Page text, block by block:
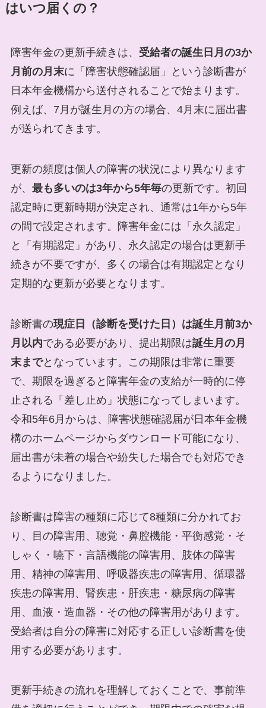
はいつ届くの？
障害年金の更新手続きは、 受給者の誕生日月の3か
月前の月末に「障害状態確認届」という診断書が
日本年金機構から送付されることで始まります。
例えば、7月が誕生月の方の場合、4月末に届出書
が送られてきます。
更新の頻度は個人の障害の状況により異なります
が、 最も多いのは3年から5年毎の更新です。初回
認定時に更新時期が決定され、通常は1年から5年
の間で設定されます。障害年金には「永久認定」
と「有期認定」があり、永久認定の場合は更新手
続きが不要ですが、多くの場合は有期認定となり
定期的な更新が必要となります。
診断書の現症日（診断を受けた日）は誕生月前3か
月以内である必要があり、提出期限は誕生月の月
末までとなっています。この期限は非常に重要
で、期限を過ぎると障害年金の支給が一時的に停
止される「差し止め」状態になってしまいます。
令和5年6月からは、障害状態確認届が日本年金機
構のホームページからダウンロード可能になり、
届出書が未着の場合や紛失した場合でも対応でき
るようになりました。
診断書は障害の種類に応じて8種類に分かれてお
り、目の障害用、聴覚・鼻腔機能・平衡感覚・そ
しゃく・嚥下・言語機能の障害用、肢体の障害
用、精神の障害用、呼吸器疾患の障害用、循環器
疾患の障害用、腎疾患・肝疾患・糖尿病の障害
用、血液・造血器・その他の障害用があります。
受給者は自分の障害に対応する正しい診断書を使
用する必要があります。
更新手続きの流れを理解しておくことで、事前準